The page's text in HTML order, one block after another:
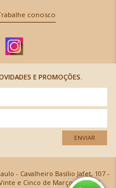
conosco
E PROMOÇÕES.
ENVIAR
- Cavalheiro Basílio Jafet, 107 -
e Cinco de Março, 576 - SP,